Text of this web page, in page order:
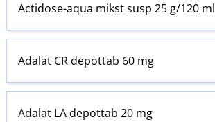
Actidose-aqua mikst susp 25 g/120 ml
Adalat CR depottab 60 mg
Adalat LA depottab 20 mg